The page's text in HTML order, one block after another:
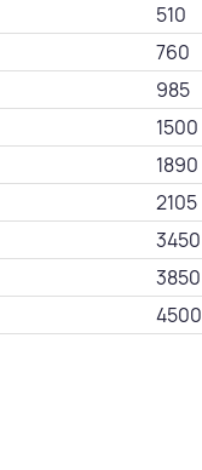
510
760
985
1500
1890
2105
3450
3850
4500